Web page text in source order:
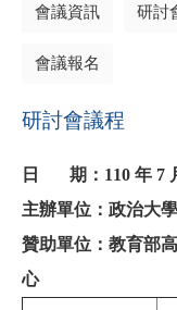
會議資訊 研討
會議報名
研討會議程
日 期：110 年 7
主辦單位：政治大
贊助單位：教育部
心